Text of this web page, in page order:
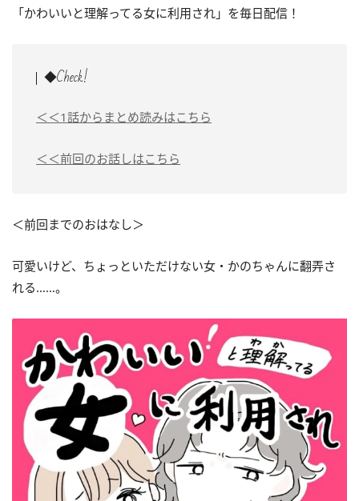
「かわいいと理解ってる女に利用され」を毎日配信！
◆Check!
＜＜1話からまとめ読みはこちら
＜＜前回のお話しはこちら
＜前回までのおはなし＞
可愛いけど、ちょっといただけない女・かのちゃんに翻弄さ
れる……。